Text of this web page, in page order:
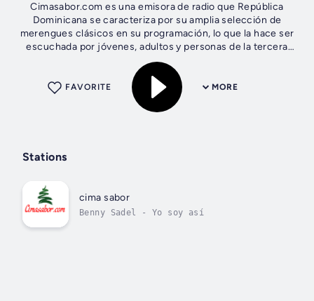
Cimasabor.com es una emisora de radio que República
Dominicana se caracteriza por su amplia selección de
merengues clásicos en su programación, lo que la hace ser
escuchada por jóvenes, adultos y personas de la tercera
edad. Una de sus especialidades...
MORE
FAVORITE
Stations
cima sabor
Benny Sadel - Yo soy así